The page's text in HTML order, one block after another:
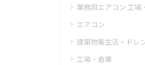
業務用エアコン 工場
エアコン
建築物衛生法・ドレ
工場・倉庫